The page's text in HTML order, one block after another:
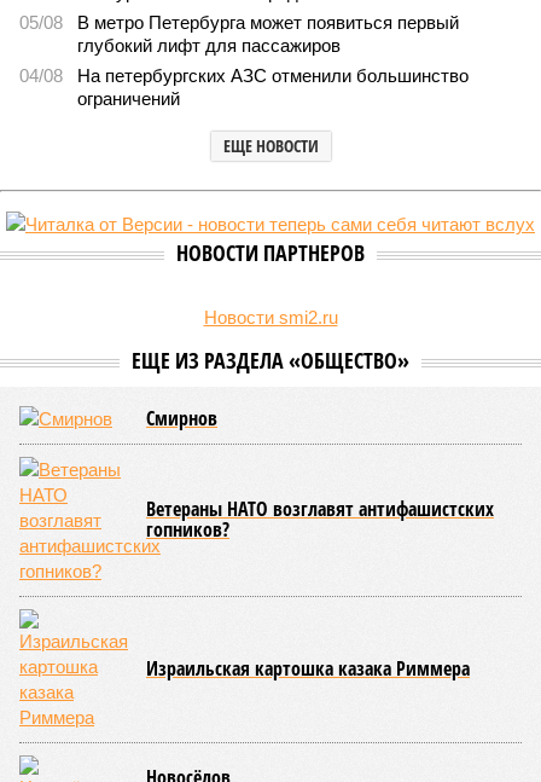
Петербурге (фото: pxhere.com)
Вокруг летних отключений горячей воды сложилось множество
разного рода домыслов, которые порой очень сильно мешают
жителям объективно оценивать складывающуюся ситуацию.
Например, многие ошибочно полагают, что воду отключает
управляющая компания, хотя на самом деле это делает
ресурсоснабжающая организация. Задача УК состоит в
том, чтобы подготовить внутридомовые системы и
возобновить подачу воды после завершения ремонтов.
Эксперт также обратила внимание, что длительные
перерывы в подаче горячей воды характерны только для
домов с централизованным теплоснабжением. Там, где
установлены собственные газовые котельные,
профилактика занимает всего несколько дней. Именно
поэтому жители соседних домов могут жить по разным
графикам.
Ещё один распространённый миф – будто во время
отключений коммунальщики бездействуют. На деле именно
летом сети проходят наиболее серьёзное испытание:
трубопроводы проверяют посредством создания